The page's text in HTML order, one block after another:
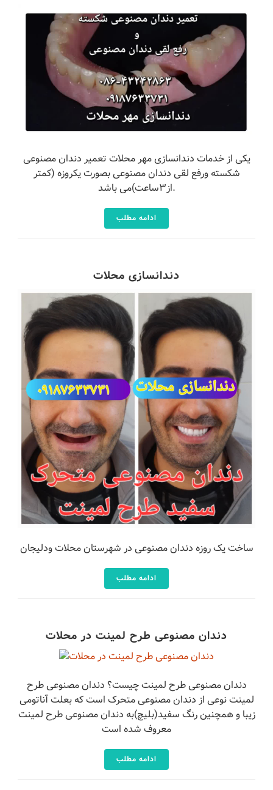
یکی از خدمات دندانسازی مهر محلات تعمیر دندان مصنوعی
شکسته ورفع لقی دندان مصنوعی بصورت یکروزه (کمتر
از۳ساعت)می باشد.
ادامه مطلب
دندانسازی محلات
ساخت یک روزه دندان مصنوعی در شهرستان محلات ودلیجان
ادامه مطلب
دندان مصنوعی طرح لمینت در محلات
دندان مصنوعی طرح لمینت چیست؟ دندان مصنوعی طرح
لمینت نوعی از دندان مصنوعی متحرک است که بعلت آناتومی
زیبا و همچنین رنگ سفید(بلیچ)به دندان مصنوعی طرح لمینت
معروف شده است
ادامه مطلب